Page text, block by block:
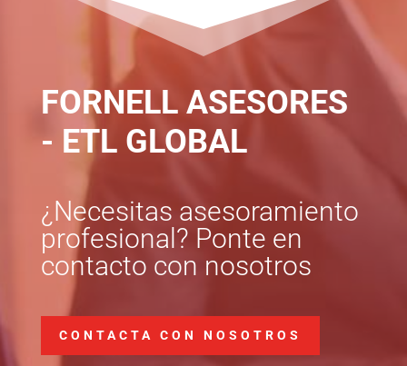
FORNELL ASESORES
- ETL GLOBAL
¿Necesitas asesoramiento
profesional? Ponte en
contacto con nosotros
CONTACTA CON NOSOTROS